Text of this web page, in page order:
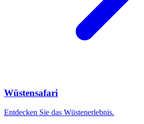
Wüstensafari
Entdecken Sie das Wüstenerlebnis.